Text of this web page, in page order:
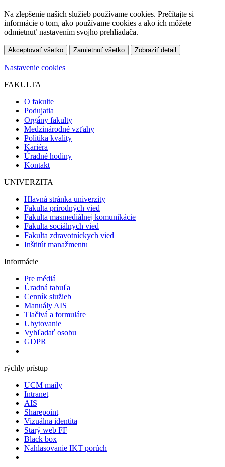
Na zlepšenie našich služieb používame cookies. Prečítajte si
informácie o tom, ako používame cookies a ako ich môžete
odmietnuť nastavením svojho prehliadača.
Akceptovať všetko Zamietnuť všetko Zobraziť detail
Nastavenie cookies
FAKULTA
O fakulte
Podujatia
Orgány fakulty
Medzinárodné vzťahy
Politika kvality
Kariéra
Úradné hodiny
Kontakt
UNIVERZITA
Hlavná stránka univerzity
Fakulta prírodných vied
Fakulta masmediálnej komunikácie
Fakulta sociálnych vied
Fakulta zdravotníckych vied
Inštitút manažmentu
Informácie
Pre médiá
Úradná tabuľa
Cenník služieb
Manuály AIS
Tlačivá a formuláre
Ubytovanie
Vyhľadať osobu
GDPR
rýchly prístup
UCM maily
Intranet
AIS
Sharepoint
Vizuálna identita
Starý web FF
Black box
Nahlasovanie IKT porúch